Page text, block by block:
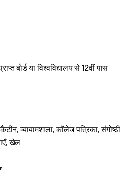
बोर्ड या विश्वविद्यालय से 12वीं पास
व्यायामशाला, कॉलेज पत्रिका, संगोष्ठी
खेल